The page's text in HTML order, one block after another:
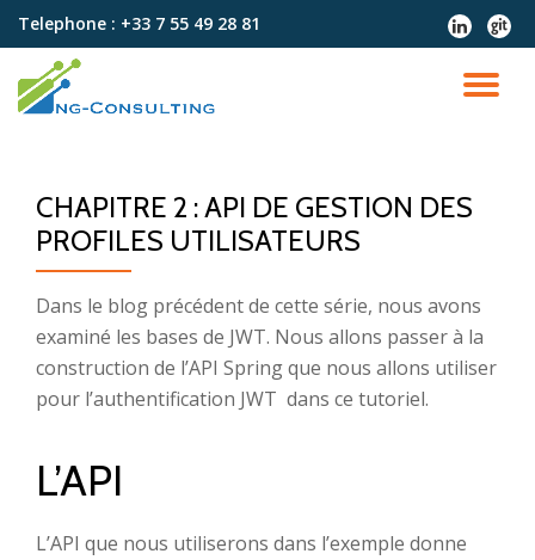
contenu
Telephone : +33 7 55 49 28 81
fa-
linkedin
fa-
git
CHAPITRE 2 : API DE GESTION DES
PROFILES UTILISATEURS
Dans le blog précédent de cette série, nous avons
examiné les bases de JWT. Nous allons passer à la
construction de l’API Spring que nous allons utiliser
pour l’authentification JWT dans ce tutoriel.
L’API
L’API que nous utiliserons dans l’exemple donne